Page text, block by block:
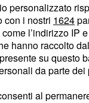
personalizzato
con i nostri 1624
l’indirizzo IP
hanno raccolto
presente su questo
da parte
al